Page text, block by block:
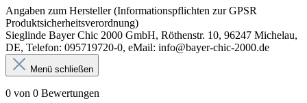
Angaben zum Hersteller (Informationspflichten zur GPSR
Produktsicherheitsverordnung)
Sieglinde Bayer Chic 2000 GmbH, Röthenstr. 10, 96247 Michelau,
DE, Telefon: 095719720-0, eMail: info@bayer-chic-2000.de
Menü schließen
0 von 0 Bewertungen